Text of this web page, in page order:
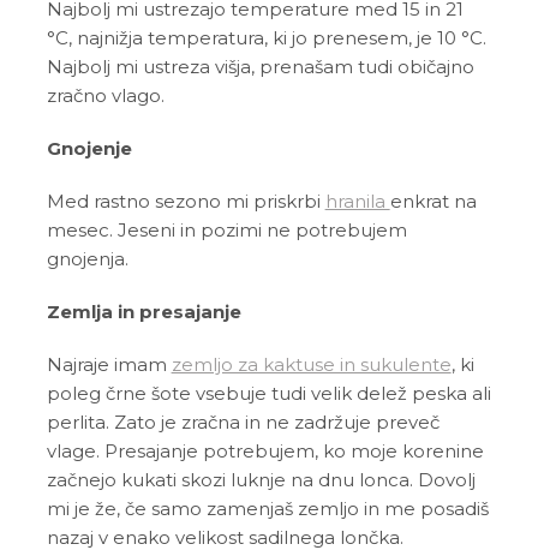
Najbolj mi ustrezajo temperature med 15 in 21
°C, najnižja temperatura, ki jo prenesem, je 10 °C.
Najbolj mi ustreza višja, prenašam tudi običajno
zračno vlago.
Gnojenje
Med rastno sezono mi priskrbi hranila enkrat na
mesec. Jeseni in pozimi ne potrebujem
gnojenja.
Zemlja in presajanje
Najraje imam zemljo za kaktuse in sukulente, ki
poleg črne šote vsebuje tudi velik delež peska ali
perlita. Zato je zračna in ne zadržuje preveč
vlage. Presajanje potrebujem, ko moje korenine
začnejo kukati skozi luknje na dnu lonca. Dovolj
mi je že, če samo zamenjaš zemljo in me posadiš
nazaj v enako velikost sadilnega lončka.